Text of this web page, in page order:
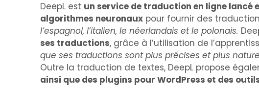
DeepL est un service de traduction en ligne lancé
algorithmes neuronaux pour fournir des
l’espagnol, l’italien, le néerlandais et le polonais.
ses traductions, grâce à l’utilisation de
que ses traductions sont plus précises et plus
Outre la traduction de textes, DeepL propose
ainsi que des plugins pour WordPress et des